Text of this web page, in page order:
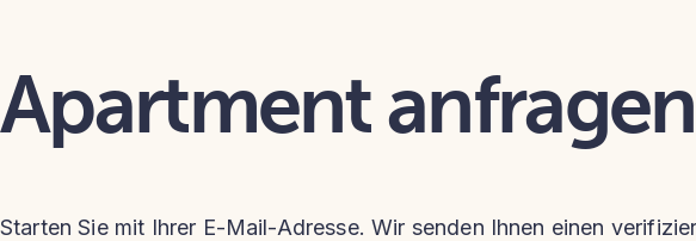
Apartment anfragen
Starten Sie mit Ihrer E-Mail-Adresse. Wir senden Ihnen einen